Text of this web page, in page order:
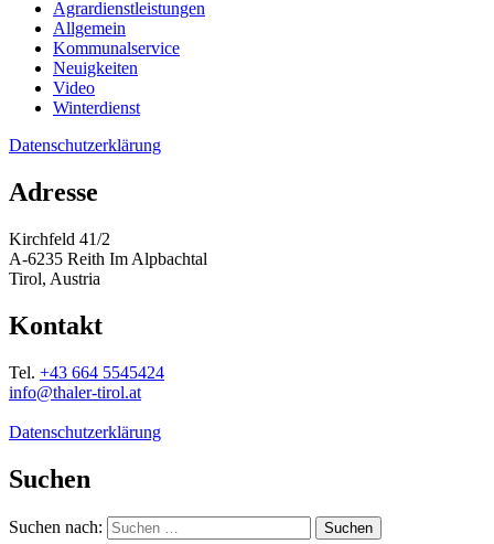
Agrardienstleistungen
Allgemein
Kommunalservice
Neuigkeiten
Video
Winterdienst
Datenschutzerklärung
Adresse
Kirchfeld 41/2
A-6235 Reith Im Alpbachtal
Tirol, Austria
Kontakt
Tel. +43 664 5545424
info@thaler-tirol.at
Datenschutzerklärung
Suchen
Suchen nach: